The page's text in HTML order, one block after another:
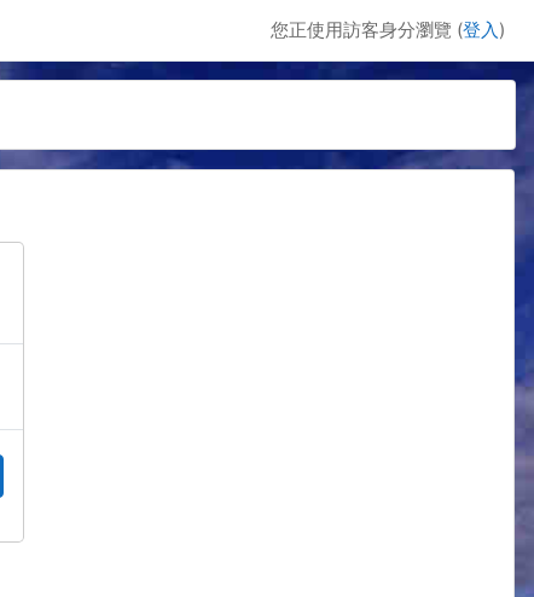
您正使用訪客身分瀏覽 (登入)